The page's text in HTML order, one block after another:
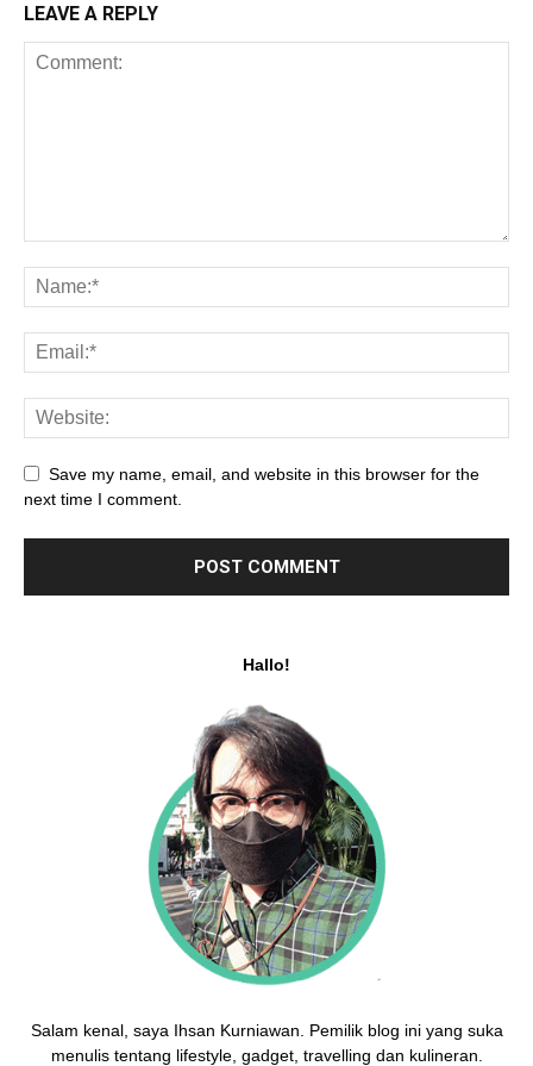
LEAVE A REPLY
Save my name, email, and website in this browser for the
next time I comment.
Hallo!
Salam kenal, saya Ihsan Kurniawan. Pemilik blog ini yang suka
menulis tentang lifestyle, gadget, travelling dan kulineran.